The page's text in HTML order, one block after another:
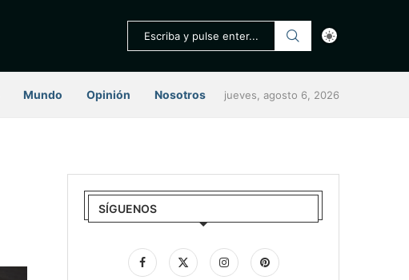
Mundo Opinión Nosotros jueves, agosto 6, 2026
SÍGUENOS